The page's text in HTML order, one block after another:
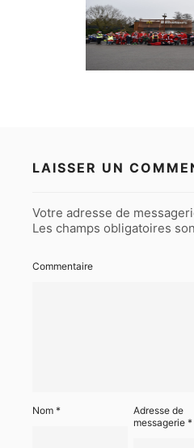
LAISSER UN
Votre adresse de
Les champs obligatoires
Commentaire
Nom *
Adresse de
messagerie*